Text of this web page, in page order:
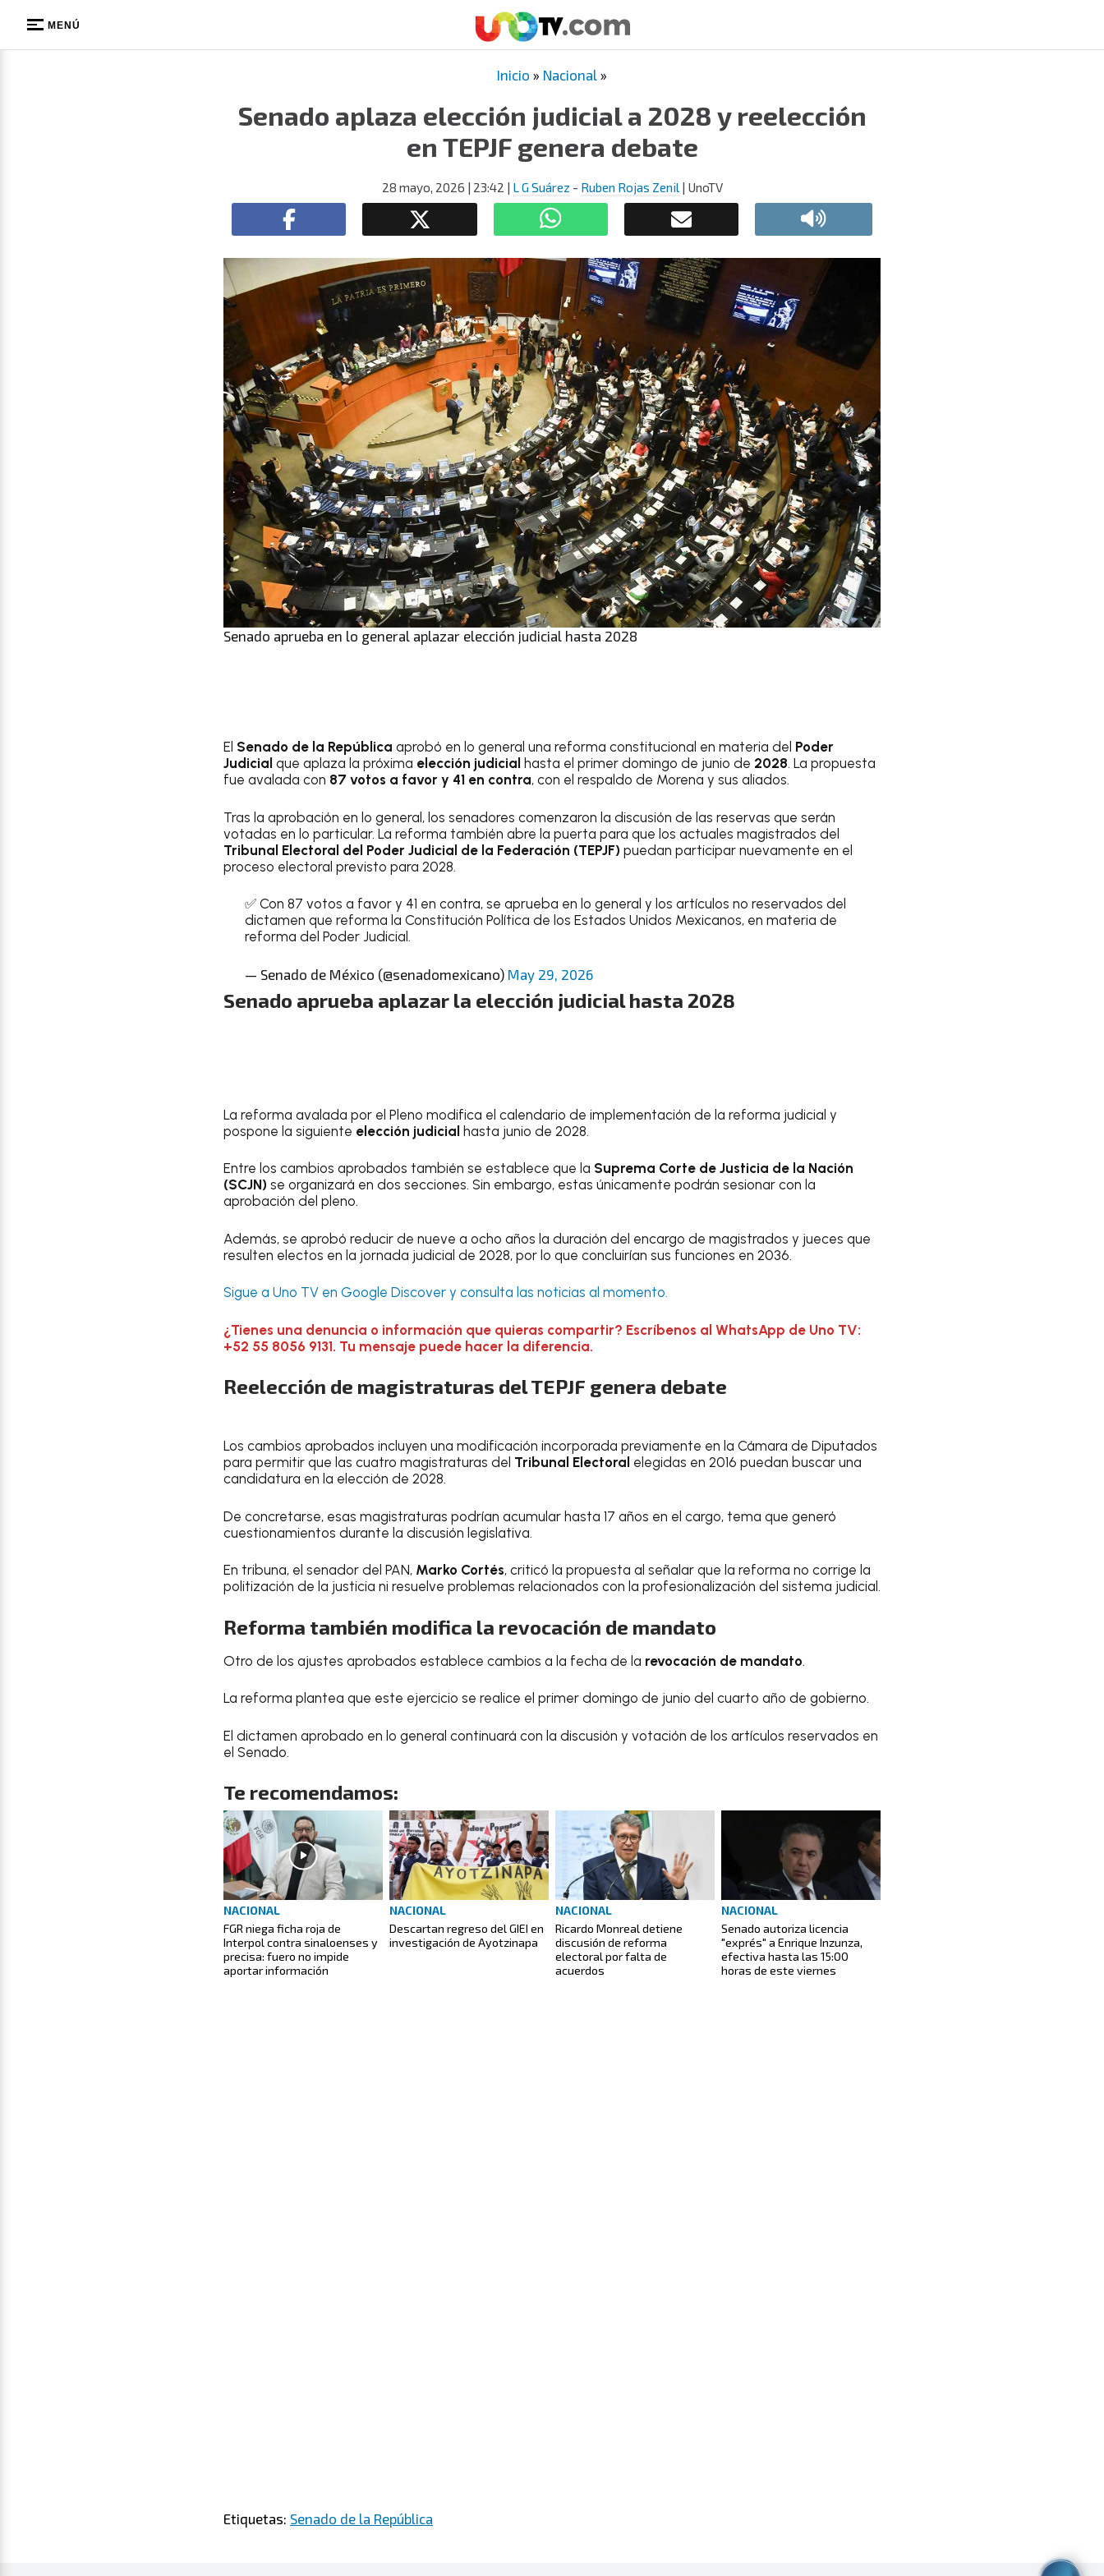
MENÚ
Inicio » Nacional »
Senado aplaza elección judicial a 2028 y reelección
en TEPJF genera debate
28 mayo, 2026 | 23:42 | L G Suárez - Ruben Rojas Zenil| UnoTV
Senado aprueba en lo general aplazar elección judicial hasta 2028
El Senado de la República aprobó en lo general una reforma constitucional en materia del Poder
Judicial que aplaza la próxima elección judicial hasta el primer domingo de junio de 2028. La propuesta
fue avalada con 87 votos a favor y 41 en contra, con el respaldo de Morena y sus aliados.
Tras la aprobación en lo general, los senadores comenzaron la discusión de las reservas que serán
votadas en lo particular. La reforma también abre la puerta para que los actuales magistrados del
Tribunal Electoral del Poder Judicial de la Federación (TEPJF) puedan participar nuevamente en el
proceso electoral previsto para 2028.
✅ Con 87 votos a favor y 41 en contra, se aprueba en lo general y los artículos no reservados del
dictamen que reforma la Constitución Política de los Estados Unidos Mexicanos, en materia de
reforma del Poder Judicial.
— Senado de México (@senadomexicano) May 29, 2026
Senado aprueba aplazar la elección judicial hasta 2028
La reforma avalada por el Pleno modifica el calendario de implementación de la reforma judicial y
pospone la siguiente elección judicial hasta junio de 2028.
Entre los cambios aprobados también se establece que la Suprema Corte de Justicia de la Nación
(SCJN) se organizará en dos secciones. Sin embargo, estas únicamente podrán sesionar con la
aprobación del pleno.
Además, se aprobó reducir de nueve a ocho años la duración del encargo de magistrados y jueces que
resulten electos en la jornada judicial de 2028, por lo que concluirían sus funciones en 2036.
Sigue a Uno TV en Google Discover y consulta las noticias al momento.
¿Tienes una denuncia o información que quieras compartir? Escríbenos al WhatsApp de Uno TV:
+52 55 8056 9131. Tu mensaje puede hacer la diferencia.
Reelección de magistraturas del TEPJF genera debate
Los cambios aprobados incluyen una modificación incorporada previamente en la Cámara de Diputados
para permitir que las cuatro magistraturas del Tribunal Electoral elegidas en 2016 puedan buscar una
candidatura en la elección de 2028.
De concretarse, esas magistraturas podrían acumular hasta 17 años en el cargo, tema que generó
cuestionamientos durante la discusión legislativa.
En tribuna, el senador del PAN, Marko Cortés, criticó la propuesta al señalar que la reforma no corrige la
politización de la justicia ni resuelve problemas relacionados con la profesionalización del sistema judicial.
Reforma también modifica la revocación de mandato
Otro de los ajustes aprobados establece cambios a la fecha de la revocación de mandato.
La reforma plantea que este ejercicio se realice el primer domingo de junio del cuarto año de gobierno.
El dictamen aprobado en lo general continuará con la discusión y votación de los artículos reservados en
el Senado.
Te recomendamos:
NACIONAL
FGR niega ficha roja de
Interpol contra sinaloenses y
precisa: fuero no impide
aportar información
NACIONAL
Descartan regreso del GIEI en
investigación de Ayotzinapa
NACIONAL
Ricardo Monreal detiene
discusión de reforma
electoral por falta de
acuerdos
NACIONAL
Senado autoriza licencia
"exprés" a Enrique Inzunza,
efectiva hasta las 15:00
horas de este viernes
Etiquetas: Senado de la República